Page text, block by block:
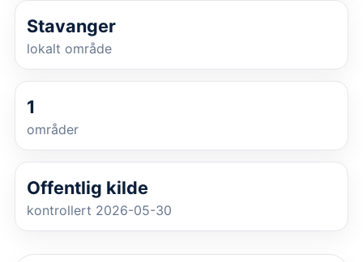
Stavanger
lokalt område
1
områder
Offentlig kilde
kontrollert 2026-05-30